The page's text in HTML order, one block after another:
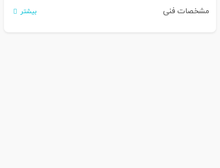
مشخصات فنی بیشتر